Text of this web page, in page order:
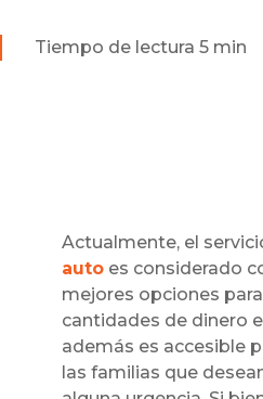
Tiempo de lectura 5 min
Actualmente, el
autoes considerado
mejores opciones
cantidades de dinero
además es accesible
las familias que